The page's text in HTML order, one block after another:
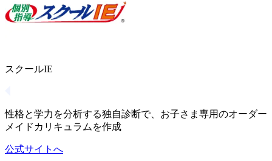
スクールIE
性格と学力を分析する独自診断で、お子さま専用のオーダー
メイドカリキュラムを作成
公式サイトへ